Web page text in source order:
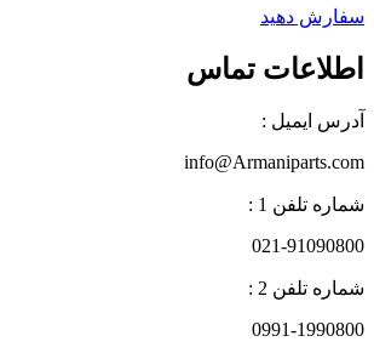
سفارش دهید
اطلاعات تماس
آدرس ایمیل :
info@Armaniparts.com
شماره تلفن 1 :
021-91090800
شماره تلفن 2 :
0991-1990800